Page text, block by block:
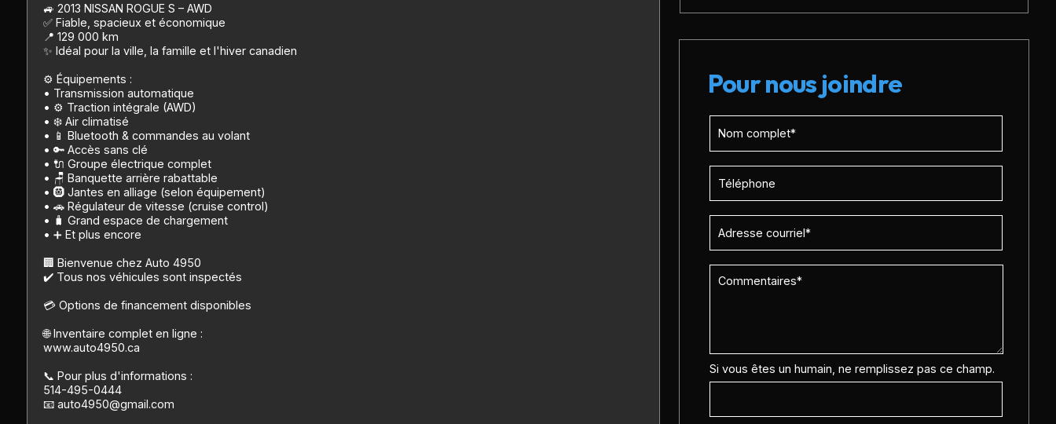
🚙 2013 NISSAN ROGUE S – AWD
✅ Fiable, spacieux et économique
📍 129 000 km
✨ Idéal pour la ville, la famille et l'hiver canadien
⚙️ Équipements :
• Transmission automatique
• ⚙️ Traction intégrale (AWD)
• ❄️ Air climatisé
• 📱 Bluetooth & commandes au volant
• 🔑 Accès sans clé
• 🔌 Groupe électrique complet
• 🪑 Banquette arrière rabattable
• 🛞 Jantes en alliage (selon équipement)
• 🚗 Régulateur de vitesse (cruise control)
• 🧳 Grand espace de chargement
• ➕ Et plus encore
🏢 Bienvenue chez Auto 4950
✔️ Tous nos véhicules sont inspectés
💳 Options de financement disponibles
🌐 Inventaire complet en ligne :
www.auto4950.ca
📞 Pour plus d'informations :
514-495-0444
📧 auto4950@gmail.com
Pour nous joindre
Si vous êtes un humain, ne remplissez pas ce champ.